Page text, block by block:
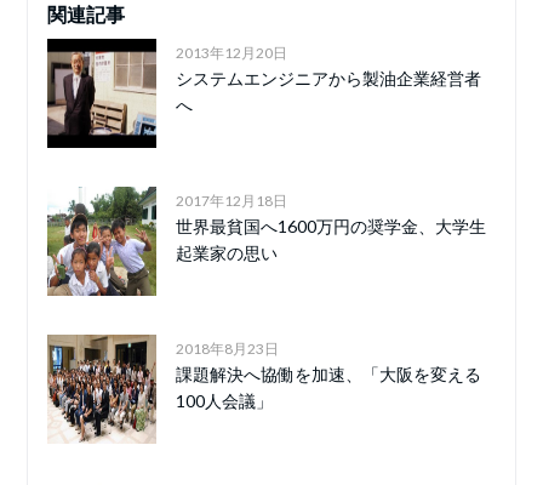
関連記事
2013年12月20日
システムエンジニアから製油企業経営者
へ
2017年12月18日
世界最貧国へ1600万円の奨学金、大学生
起業家の思い
2018年8月23日
課題解決へ協働を加速、「大阪を変える
100人会議」